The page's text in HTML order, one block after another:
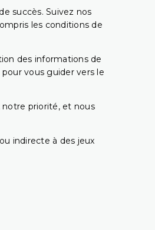
succès. Suivez nos
les conditions de
des informations de
vous guider vers le
notre priorité, et nous
indirecte à des jeux